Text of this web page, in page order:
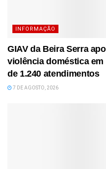
INFORMAÇÃO
GIAV da Beira Serra
violência doméstica
de 1.240 atendimentos
7 DE AGOSTO, 2026